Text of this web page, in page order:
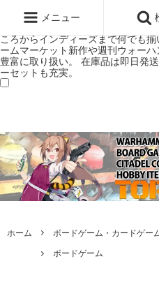
ミアムショップTORAYAMA。通販
ハンマーとボードゲームのことな
ころからインディーズまで何でも
ームマーケット新作や週刊ウォー
豊富に取り扱い。 在庫品は即日発
ーセットも充実。
メニュー
ホーム ボードゲーム・カードゲー
ボードゲーム